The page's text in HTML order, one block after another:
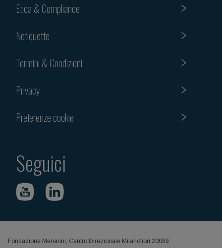
Etica & Compliance
Netiquette
Termini & Condizioni
Privacy
Preferenze cookie
Seguici
Fondazione Menarini, Centro Direzionale Milanofiori 20089